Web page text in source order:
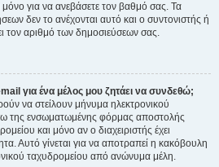
για να ανεβάσετε τον βαθμό σας. Τα
δεν το ανέχονται αυτό και ο συντονιστής ή
τον αριθμό των δημοσιεύσεων σας.
για ένα μέλος μου ζητάει να συνδεθώ;
να στείλουν μήνυμα ηλεκτρονικού
της ενσωματωμένης φόρμας αποστολής
και μόνο αν ο διαχειριστής έχει
Αυτό γίνεται για να αποτραπεί η κακόβουλη
ταχυδρομείου από ανώνυμα μέλη.